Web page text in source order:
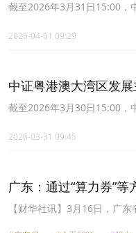
ETF平安(512970)成立
截至2026年3月31日15:00，
3.22%。
2026-04-01 09:29
中证粤港澳大湾区发
ETF平安(512970)成立
截至2026年3月30日15:00，
3.22%。
2026-03-31 09:45
广东：通过“算力券”
智能OPC提供算力支持​
【财华社讯】3月16日，广